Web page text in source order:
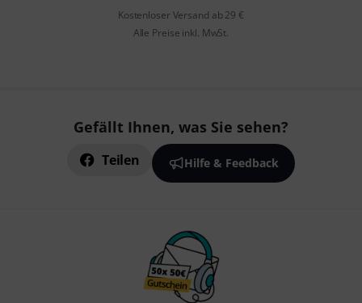
Kostenloser Versand ab 29 €
Alle Preise inkl. MwSt.
Gefällt Ihnen, was Sie sehen?
Teilen Hilfe & Feedback